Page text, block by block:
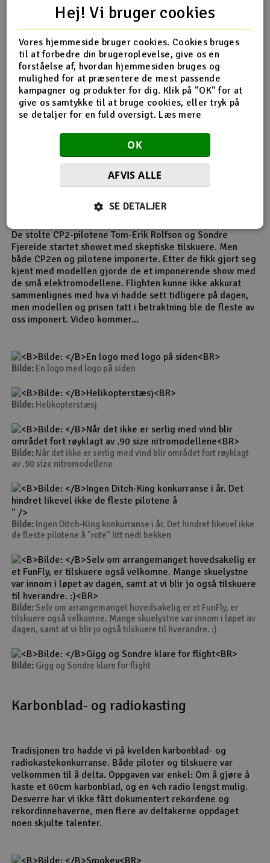
Sommerstemning. :)
Bilde:Tidlig krøkes den som god krok skal bli. PS! Fin caps og
nakkestropp...
" />
Bilde:Leter frem musikk før "Flight to Unknown music"
Dual Flight CP2
dukker opp på et helikoptertreff, men hva skjer egentlig
De stolte CP2-pilotene Tom-Erik Rolfson og Sondre
Fjereide startet showet med skeptiske tilskuere. Men
både CP2en og pilotene imponerte. Etter de fikk gjort seg
kjent med modellen gjorde de et imponerende show med
de små elektromodellene. Flighten kunne ikke akkurat
sammenlignes med hva vi hadde sett tidligere på dagen,
men modellen og prisen tatt i betraktning ble de fleste av
oss imponert. Video kommer...
Bilde: En logo med logo på siden
Bilde: Helikopterstæsj
Bilde: Når det ikke er serlig med vind blir området fort røyklagt
av .90 size nitromodellene
" />
Bilde: Ingen Ditch-King konkurranse i år. Det hindret likevel ikke
de fleste pilotene å "rote" litt nedi bekken
Bilde: Selv om arrangemanget hovedsakelig er et FunFly, er
tilskuere også velkomne. Mange skuelystne var innom i løpet av
dagen, samt at vi blir jo også tilskuere til hverandre. :)
Bilde: Gigg og Sondre klare for flight
Karbonblad- og radiokasting
Tradisjonen tro hadde vi på kvelden karbonblad- og
radiokastekonkurranse. Både piloter og tilskuere var
velkommen til å delta. Oppgaven var enkel: Om å gjøre å
kaste et 60cm karbonblad, og en 4ch radio lengst mulig.
Desverre har vi ikke fått dokumentert rekordene og
rekordinnehaverne, men flere av deltakerne oppdaget
noen skjulte talenter.
Hej! Vi bruger cookies
Vores hjemmeside bruger cookies. Cookies bruges
til at forbedre din brugeroplevelse, give os en
forståelse af, hvordan hjemmesiden bruges og
mulighed for at præsentere de mest passende
kampagner og produkter for dig. Klik på "OK" for at
give os samtykke til at bruge cookies, eller tryk på
se detaljer for en fuld oversigt. Læs mere
OK
AFVIS ALLE
SE DETALJER